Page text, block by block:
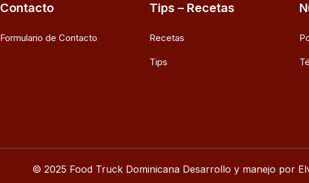
Contacto
Formulario de Contacto
Tips – Recetas
Recetas
Tips
© 2025 Food Truck Dominicana Desarrollo y manejo por